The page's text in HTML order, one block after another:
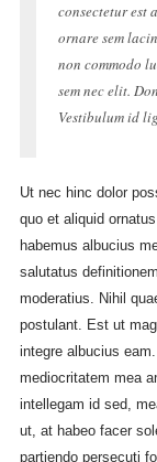
consectetur est
ornare sem
non commodo
sem nec elit.
Vestibulum id
Ut nec hinc dolor
quo et aliquid
habemus albucius
salutatus
moderatius. Nihil
postulant. Est ut
integre albucius
mediocritatem mea
intellegam id sed,
ut, at habeo facer
partiendo persecuti